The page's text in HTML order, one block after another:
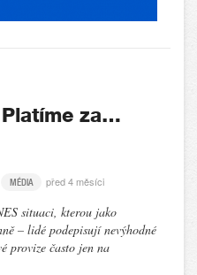
za…
MÉDIA před 4 měsíci
situaci, kterou jako
– lidé podepisují nevýhodné
provize často jen na